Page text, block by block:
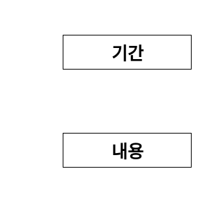
기간
내용